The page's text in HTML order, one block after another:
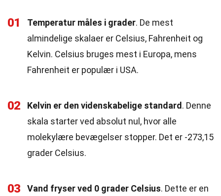
01 Temperatur måles i grader. De mest
almindelige skalaer er Celsius, Fahrenheit og
Kelvin. Celsius bruges mest i Europa, mens
Fahrenheit er populær i USA.
02 Kelvin er den videnskabelige standard . Denne
skala starter ved absolut nul, hvor alle
molekylære bevægelser stopper. Det er -273,15
grader Celsius.
03 Vand fryser ved 0 grader Celsius. Dette er en